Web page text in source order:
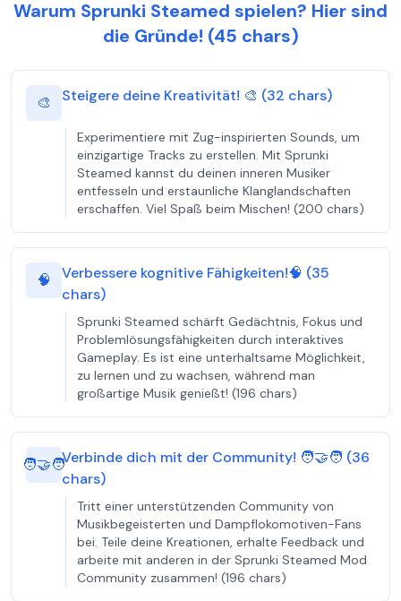
Warum Sprunki Steamed spielen? Hier sind
die Gründe! (45 chars)
🎨 Steigere deine Kreativität! 🎨 (32 chars)
Experimentiere mit Zug-inspirierten Sounds, um
einzigartige Tracks zu erstellen. Mit Sprunki
Steamed kannst du deinen inneren Musiker
entfesseln und erstaunliche Klanglandschaften
erschaffen. Viel Spaß beim Mischen! (200 chars)
🧠
Verbessere kognitive Fähigkeiten!🧠 (35
chars)
Sprunki Steamed schärft Gedächtnis, Fokus und
Problemlösungsfähigkeiten durch interaktives
Gameplay. Es ist eine unterhaltsame Möglichkeit,
zu lernen und zu wachsen, während man
großartige Musik genießt! (196 chars)
🧑‍🤝‍🧑Verbinde dich mit der Community! 🧑‍🤝‍🧑 (36
chars)
Tritt einer unterstützenden Community von
Musikbegeisterten und Dampflokomotiven-Fans
bei. Teile deine Kreationen, erhalte Feedback und
arbeite mit anderen in der Sprunki Steamed Mod
Community zusammen! (196 chars)